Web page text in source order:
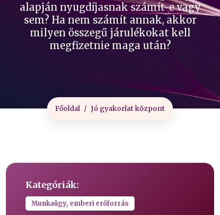
alapján nyugdíjasnak számít-e vagy
sem? Ha nem számít annak, akkor
milyen összegű járulékokat kell
megfizetnie maga után?
Főoldal Jó gyakorlat központ
Kategóriák:
Munkaügy, emberi erőforrás